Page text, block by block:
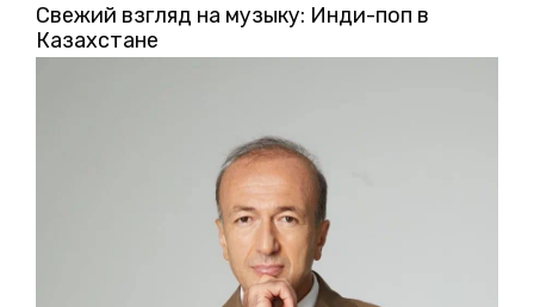
Свежий взгляд на музыку: Инди-поп в
Казахстане